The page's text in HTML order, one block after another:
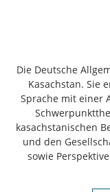
Die Deutsche
Kasachstan. Sie
Sprache mit einer
kasachstanischen
und den
sowie